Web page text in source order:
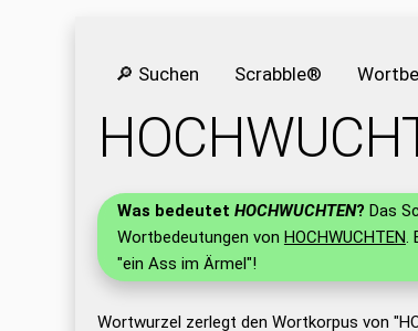
🔎 Suchen Scrabble®
Was bedeutet HOCHWUCHTEN? Das
Wortbedeutungen von HOCHWUCHTEN.
"ein Ass im Ärmel"!
Wortwurzel zerlegt den Wortkorpus von